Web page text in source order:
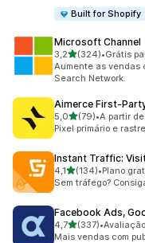
Built for Shopify
Microsoft Channel
3,2de 5 estrelas
(324)
324 avaliações ao
•Grátis
Aumente as vendas
Search Network.
Aimerce
5,0de 5 estrelas
(79)
79 avaliações ao
•A partir
Pixel primário e
Instant Traffic:
4,1de 5 estrelas
(134)
134 avaliações ao
•Plano
Sem tráfego?
Facebook Ads,
4,7de 5 estrelas
(337)
337 avaliações ao
•
Mais vendas com